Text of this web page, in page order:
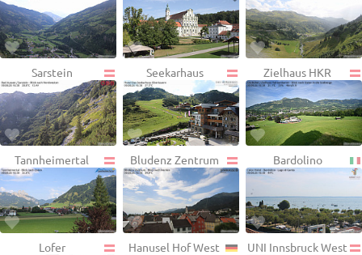
Sarstein Seekarhaus Zielhaus HKR
Tannheimertal Bludenz Zentrum Bardolino
Lofer Hanusel Hof West UNI Innsbruck West